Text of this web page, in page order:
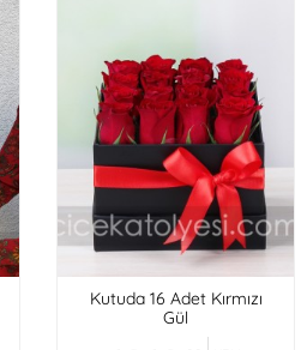
Kutuda 16 Adet Kırmızı
Gül